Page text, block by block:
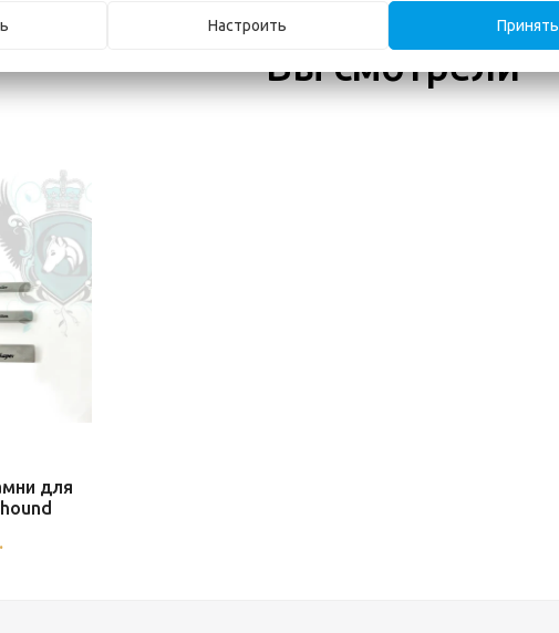
Вы смотрели
для
Настроить Принять